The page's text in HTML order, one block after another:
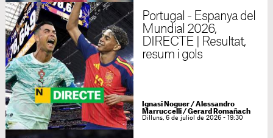
Portugal - Espanya del
Mundial 2026,
DIRECTE | Resultat,
resum i gols
Ignasi Noguer/Alessandro
Marruccelli/Gerard Romañach
Dilluns, 6 de juliol de 2026 - 19:30